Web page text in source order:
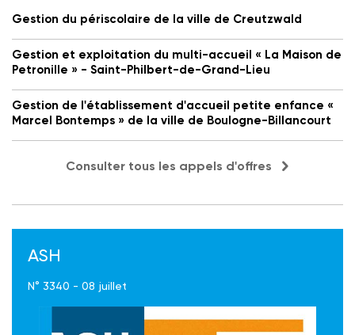
Gestion du périscolaire de la ville de Creutzwald
Gestion et exploitation du multi-accueil « La Maison de
Petronille » - Saint-Philbert-de-Grand-Lieu
Gestion de l'établissement d'accueil petite enfance «
Marcel Bontemps » de la ville de Boulogne-Billancourt
Consulter tous les appels d'offres
ASH
N° 3340 - 08 juillet